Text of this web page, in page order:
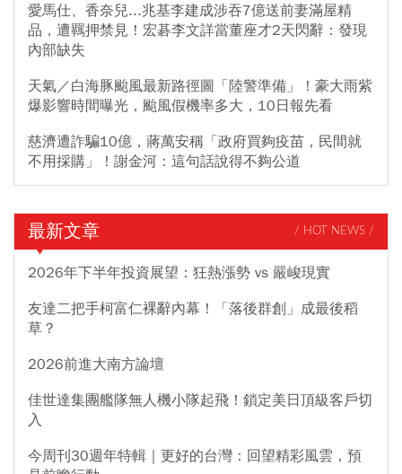
愛馬仕、香奈兒...兆基李建成涉吞7億送前妻滿屋精
品，遭羈押禁見！宏碁李文詳當董座才2天閃辭：發現
內部缺失
天氣／白海豚颱風最新路徑圖「陸警準備」！豪大雨紫
爆影響時間曝光，颱風假機率多大，10日報先看
慈濟遭詐騙10億，蔣萬安稱「政府買夠疫苗，民間就
不用採購」！謝金河：這句話說得不夠公道
最新文章 / HOT NEWS /
2026年下半年投資展望：狂熱漲勢 vs 嚴峻現實
友達二把手柯富仁裸辭內幕！「落後群創」成最後稻
草？
2026前進大南方論壇
佳世達集團艦隊無人機小隊起飛！鎖定美日頂級客戶切
入
今周刊30週年特輯｜更好的台灣：回望精彩風雲，預